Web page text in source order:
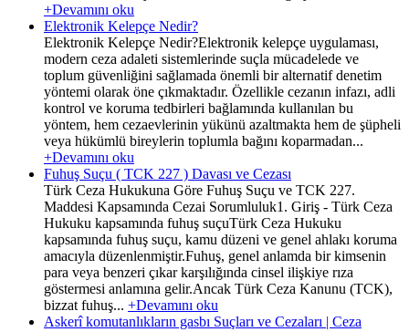
+Devamını oku
Elektronik Kelepçe Nedir?
Elektronik Kelepçe Nedir?Elektronik kelepçe uygulaması,
modern ceza adaleti sistemlerinde suçla mücadelede ve
toplum güvenliğini sağlamada önemli bir alternatif denetim
yöntemi olarak öne çıkmaktadır. Özellikle cezanın infazı, adli
kontrol ve koruma tedbirleri bağlamında kullanılan bu
yöntem, hem cezaevlerinin yükünü azaltmakta hem de şüpheli
veya hükümlü bireylerin toplumla bağını koparmadan...
+Devamını oku
Fuhuş Suçu ( TCK 227 ) Davası ve Cezası
Türk Ceza Hukukuna Göre Fuhuş Suçu ve TCK 227.
Maddesi Kapsamında Cezai Sorumluluk1. Giriş - Türk Ceza
Hukuku kapsamında fuhuş suçuTürk Ceza Hukuku
kapsamında fuhuş suçu, kamu düzeni ve genel ahlakı koruma
amacıyla düzenlenmiştir.Fuhuş, genel anlamda bir kimsenin
para veya benzeri çıkar karşılığında cinsel ilişkiye rıza
göstermesi anlamına gelir.Ancak Türk Ceza Kanunu (TCK),
bizzat fuhuş... +Devamını oku
Askerî komutanlıkların gasbı Suçları ve Cezaları | Ceza